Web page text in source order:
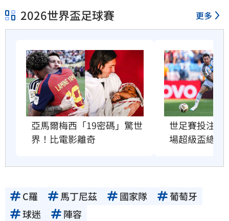
2026世界盃足球賽 更多
亞馬爾梅西「19密碼」驚世
界！比電影離奇
世足賽投注額
場超級盃總和
C羅 馬丁尼茲 國家隊
葡萄牙
球迷
陣容